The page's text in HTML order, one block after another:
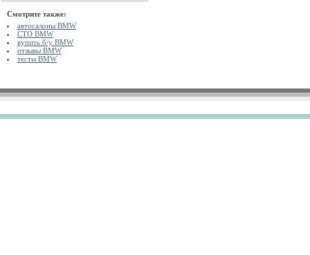
Смотрите также:
автосалоны BMW
СТО BMW
купить б/у BMW
отзывы BMW
тесты BMW